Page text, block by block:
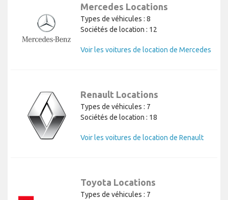
Mercedes Locations
Types de véhicules : 8
Sociétés de location : 12
Voir les voitures de location de Mercedes
Renault Locations
Types de véhicules : 7
Sociétés de location : 18
Voir les voitures de location de Renault
Toyota Locations
Types de véhicules : 7